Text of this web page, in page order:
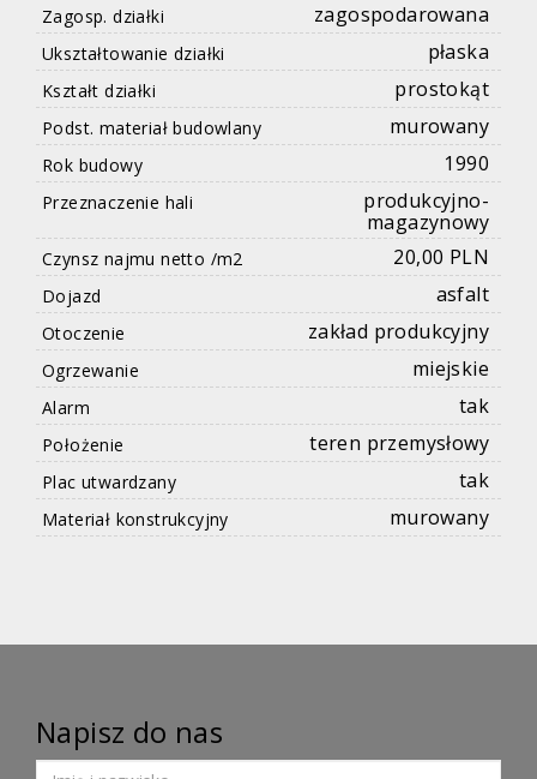
Zagosp. działki zagospodarowana
Ukształtowanie działki płaska
Kształt działki prostokąt
Podst. materiał budowlany murowany
Rok budowy 1990
Przeznaczenie hali
produkcyjno-
magazynowy
Czynsz najmu netto /m2 20,00 PLN
Dojazd asfalt
Otoczenie zakład produkcyjny
Ogrzewanie miejskie
Alarm tak
Położenie teren przemysłowy
Plac utwardzany tak
Materiał konstrukcyjny murowany
Napisz do nas